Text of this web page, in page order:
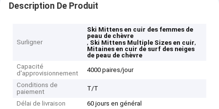
Description De Produit
Surligner
Ski Mittens en cuir des femmes de
peau de chèvre
, Ski Mittens Multiple Sizes en cuir,
Mitaines en cuir de surf des neiges
de peau de chèvre
Capacité
d'approvisionnement
4000 paires/jour
Conditions de
paiement
T/T
Délai de livraison 60 jours en général